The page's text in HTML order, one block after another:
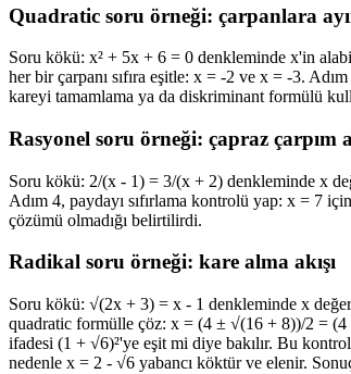
Quadratic soru örneği: çarpanlara
Soru kökü: x² + 5x + 6 = 0 denkleminde x'in
her bir çarpanı sıfıra eşitle: x = -2 ve x = -3.
kareyi tamamlama ya da diskriminant formülü
Rasyonel soru örneği: çapraz çarpım
Soru kökü: 2/(x - 1) = 3/(x + 2) denkleminde x
Adım 4, paydayı sıfırlama kontrolü yap: x = 7
çözümü olmadığı belirtilirdi.
Radikal soru örneği: kare alma akışı
Soru kökü: √(2x + 3) = x - 1 denkleminde x
quadratic formülle çöz: x = (4 ± √(16 + 8))/2 =
ifadesi (1 + √6)²'ye eşit mi diye bakılır. Bu
nedenle x = 2 - √6 yabancı köktür ve elenir.